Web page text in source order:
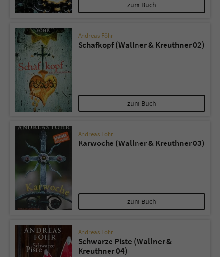
zum Buch
Andreas Föhr
Schafkopf (Wallner & Kreuthner 02)
zum Buch
Andreas Föhr
Karwoche (Wallner & Kreuthner 03)
zum Buch
Andreas Föhr
Schwarze Piste (Wallner &
Kreuthner 04)